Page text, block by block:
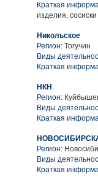
Краткая
изделия,
Никольское
Регион: Тогучин
Виды
Краткая
НКН
Регион:
Виды
Краткая
Регион:
Виды
Краткая